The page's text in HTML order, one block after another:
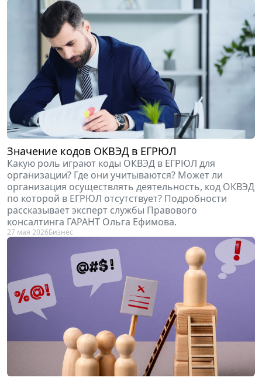
Значение кодов ОКВЭД в ЕГРЮЛ
Какую роль играют коды ОКВЭД в ЕГРЮЛ для
организации? Где они учитываются? Может ли
организация осуществлять деятельность, код ОКВЭД
по которой в ЕГРЮЛ отсутствует? Подробности
рассказывает эксперт службы Правового
консалтинга ГАРАНТ Ольга Ефимова.
27 мая 2026Бизнес